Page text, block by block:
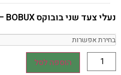
נעלי צעד שני בובוקס BOBUX – כחול
הוספה לסל